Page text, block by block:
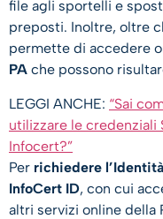
file agli sportelli e
preposti. Inoltre, oltre
permette di accedere
PA che possono
LEGGI ANCHE: “Sai
utilizzare le credenziali
Infocert?”
Per richiedere
InfoCert ID, con cui
altri servizi online della